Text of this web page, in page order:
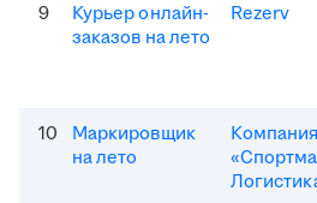
9
Курьер онлайн-
заказов на лето
Rezerv
10
Маркировщик
на лето
Компания